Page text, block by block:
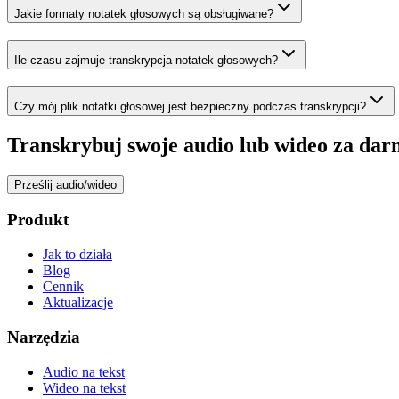
Jakie formaty notatek głosowych są obsługiwane?
Ile czasu zajmuje transkrypcja notatek głosowych?
Czy mój plik notatki głosowej jest bezpieczny podczas transkrypcji?
Transkrybuj swoje audio lub wideo za
Prześlij audio/wideo
Produkt
Jak to działa
Blog
Cennik
Aktualizacje
Narzędzia
Audio na tekst
Wideo na tekst